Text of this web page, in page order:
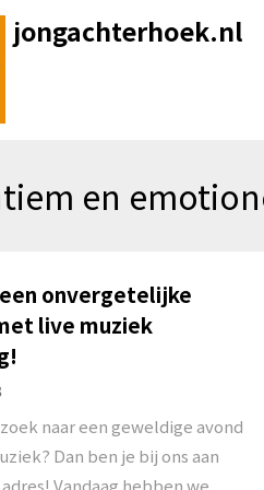
jongachterhoek.nl
en
onvergetelijke
live muziek
naar een geweldige avond
Dan ben je bij ons aan
Vandaag hebben we